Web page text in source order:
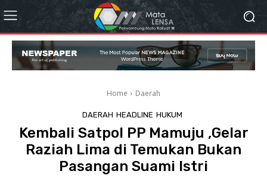
Home Daerah
DAERAH HEADLINE HUKUM
Kembali Satpol PP Mamuju ,Gelar
Raziah Lima di Temukan Bukan
Pasangan Suami Istri